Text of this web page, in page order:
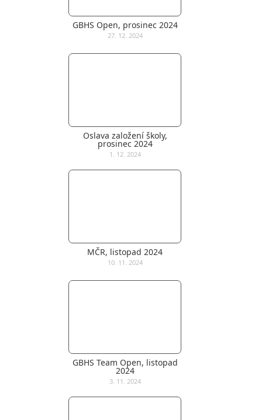
GBHS Open, prosinec 2024
27. 12. 2024
Oslava založení školy,
prosinec 2024
1. 12. 2024
MČR, listopad 2024
10. 11. 2024
GBHS Team Open, listopad
2024
3. 11. 2024